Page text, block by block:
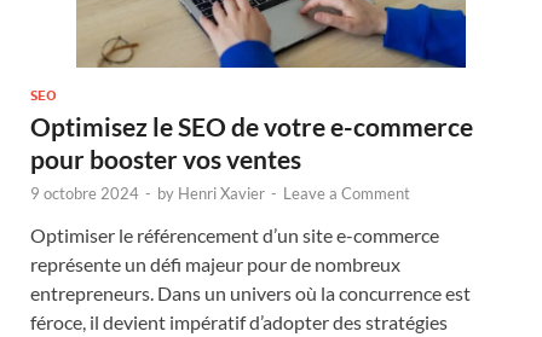
SEO
Optimisez le SEO de votre e-commerce
pour booster vos ventes
9 octobre 2024 - by Henri Xavier - Leave a Comment
Optimiser le référencement d’un site e-commerce
représente un défi majeur pour de nombreux
entrepreneurs. Dans un univers où la concurrence est
féroce, il devient impératif d’adopter des stratégies